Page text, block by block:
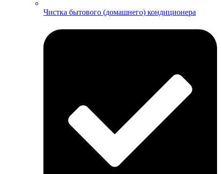
Чистка бытового (домашнего) кондиционера